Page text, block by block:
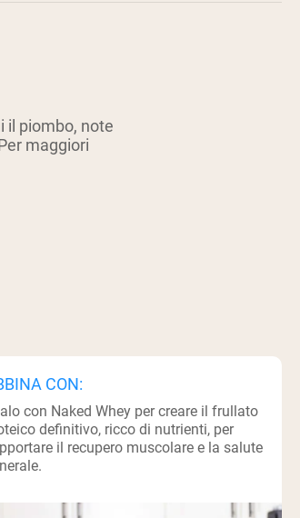
il piombo, note
maggiori
CON:
con Naked Whey per creare il frullato
definitivo, ricco di nutrienti, per
il recupero muscolare e la salute